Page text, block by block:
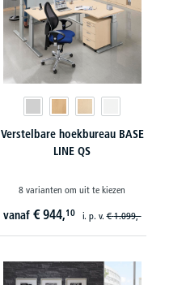
Verstelbare hoekbureau BASE
LINE QS
8 varianten om uit te kiezen
vanaf € 944,10 i. p. v.€ 1.099,-